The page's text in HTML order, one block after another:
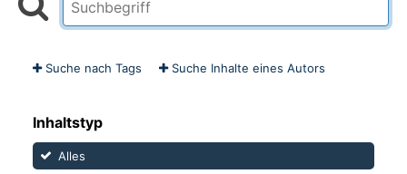
Suche nach Tags Suche Inhalte eines Autors
Inhaltstyp
Alles